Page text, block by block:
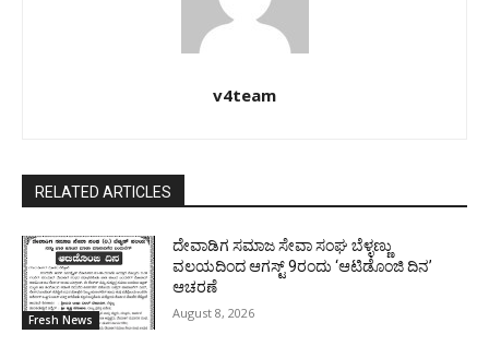
v4team
RELATED ARTICLES
Fresh News
ದೇವಾಡಿಗ ಸಮಾಜ ಸೇವಾ ಸಂಘ ಬೆಳ್ಳಣ್ಣು
ವಲಯದಿಂದ ಆಗಸ್ಟ್ 9ರಂದು ‘ಆಟಿಡೊಂಜಿ ದಿನ’
ಆಚರಣೆ
August 8, 2026